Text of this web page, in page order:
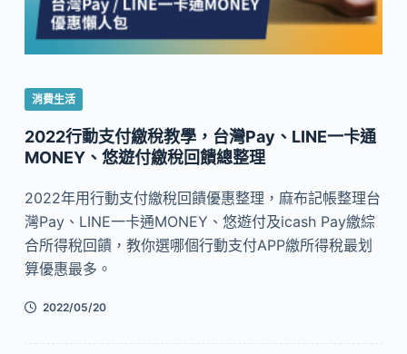
消費生活
2022行動支付繳稅教學，台灣Pay、LINE一卡通
MONEY、悠遊付繳稅回饋總整理
2022年用行動支付繳稅回饋優惠整理，麻布記帳整理台
灣Pay、LINE一卡通MONEY、悠遊付及icash Pay繳綜
合所得稅回饋，教你選哪個行動支付APP繳所得稅最划
算優惠最多。
2022/05/20